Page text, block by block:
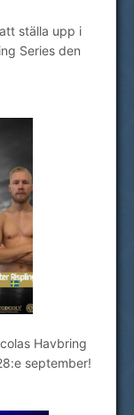
ställa upp i
Series den
Havbring
september!